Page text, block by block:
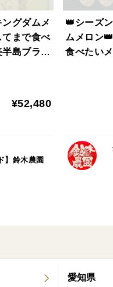
潮風の恩恵を受けた作物
必至の食を堪能できます
🍅渥美半島ブランドのヒ
なので、渥美半島ブラン
🍅渥美半島ブランドのヒ
愛知県
グダムメ
てまで食べ
島ブラン
¥52,480
】鈴木農園
👑シーズ
ムメロン
食べたい